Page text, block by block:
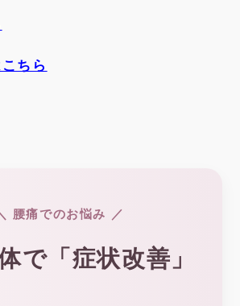
ちら
腰痛でのお悩み ／
で「症状改善」